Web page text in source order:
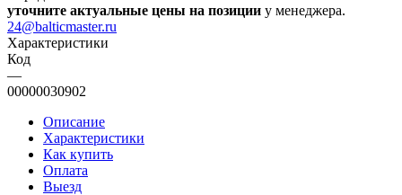
уточните актуальные цены на позиции у менеджера.
24@balticmaster.ru
Характеристики
Код
—
00000030902
Описание
Характеристики
Как купить
Оплата
Выезд